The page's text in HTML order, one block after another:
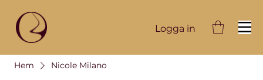
Logga in
Hem Nicole Milano